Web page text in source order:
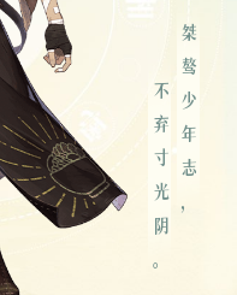
桀骜少年志，
不弃寸光阴。